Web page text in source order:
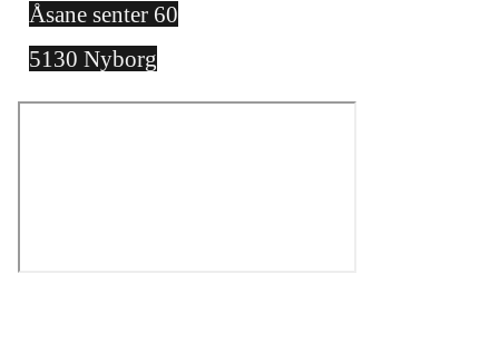
Åsane senter 60
5130 Nyborg